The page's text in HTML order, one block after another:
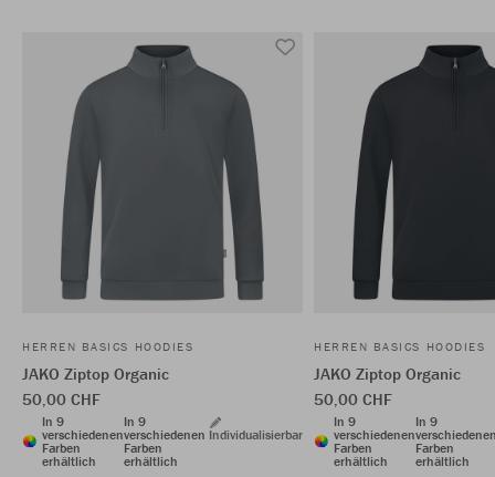
HERREN BASICS HOODIES
JAKO Ziptop Organic
50,00 CHF
In 9
verschiedenen
Farben
erhältlich
In 9
verschiedenen
Farben
erhältlich
Individualisierbar
HERREN BASICS HOODIES
JAKO Ziptop Organic
50,00 CHF
In 9
verschiedenen
Farben
erhältlich
In 9
Farben
erhältlich